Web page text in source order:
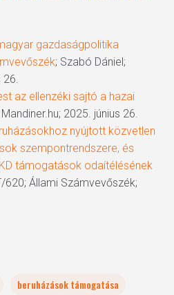
gazdaságpolitika
; Szabó Dániel;
26.
az ellenzéki sajtó a hazai
Mandiner.hu; 2025. június 26.
nyújtott közvetlen
szempontrendszere, és
támogatások odaítélésének
620; Állami Számvevőszék;
beruházások támogatása